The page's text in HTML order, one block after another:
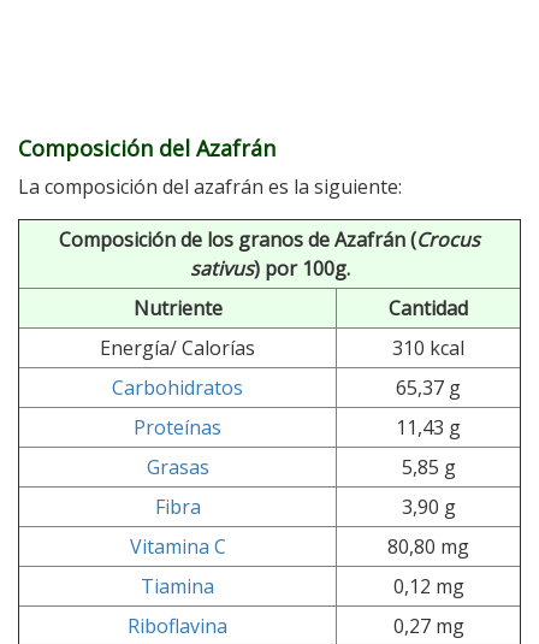
Composición del Azafrán
La composición del azafrán es la siguiente:
Composición de los granos de Azafrán (Crocus
sativus) por 100g.
Nutriente
Cantidad
Energía/ Calorías
310 kcal
Carbohidratos
65,37 g
Proteínas
11,43 g
Grasas
5,85 g
Fibra
3,90 g
Vitamina C
80,80 mg
Tiamina
0,12 mg
Riboflavina
0,27 mg